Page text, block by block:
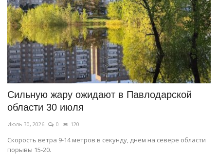
Сильную жару ожидают в Павлодарской
области 30 июля
Июль 30, 2026 0 120
Скорость ветра 9-14 метров в секунду, днем на севере области
порывы 15-20.